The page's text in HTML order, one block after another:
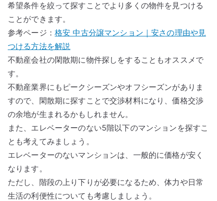
希望条件を絞って探すことでより多くの物件を見つける
ことができます。
参考ページ： 格安 中古分譲マンション｜安さの理由や見
つける方法を解説
不動産会社の閑散期に物件探しをすることもオススメで
す。
不動産業界にもピークシーズンやオフシーズンがありま
すので、閑散期に探すことで交渉材料になり、価格交渉
の余地が生まれるかもしれません。
また、エレベーターのない5階以下のマンションを探すこ
とも考えてみましょう。
エレベーターのないマンションは、一般的に価格が安く
なります。
ただし、階段の上り下りが必要になるため、体力や日常
生活の利便性についても考慮しましょう。